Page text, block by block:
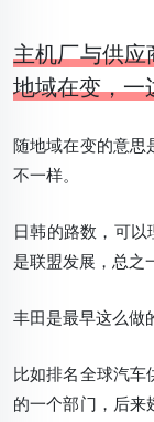
主机厂与供应
地域在变，一
随地域在变的意思
不一样。
日韩的路数，可以
是联盟发展，总之
丰田是最早这么做
比如排名全球汽车
的一个部门，后来